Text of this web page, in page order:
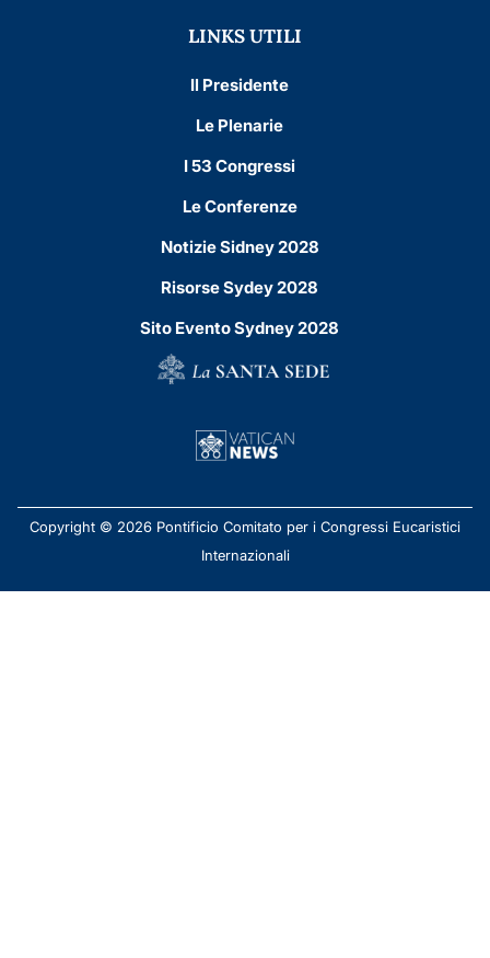
LINKS UTILI
Il Presidente
Le Plenarie
I 53 Congressi
Le Conferenze
Notizie Sidney 2028
Risorse Sydey 2028
Sito Evento Sydney 2028
Copyright © 2026 Pontificio Comitato per i Congressi Eucaristici
Internazionali